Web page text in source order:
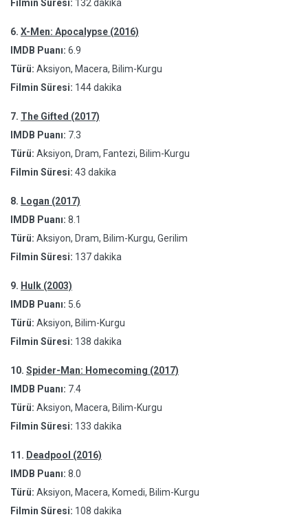
Filmin Süresi: 132 dakika
6. X-Men: Apocalypse (2016)
IMDB Puanı: 6.9
Türü: Aksiyon, Macera, Bilim-Kurgu
Filmin Süresi: 144 dakika
7. The Gifted (2017)
IMDB Puanı: 7.3
Türü: Aksiyon, Dram, Fantezi, Bilim-Kurgu
Filmin Süresi: 43 dakika
8. Logan (2017)
IMDB Puanı: 8.1
Türü: Aksiyon, Dram, Bilim-Kurgu, Gerilim
Filmin Süresi: 137 dakika
9. Hulk (2003)
IMDB Puanı: 5.6
Türü: Aksiyon, Bilim-Kurgu
Filmin Süresi: 138 dakika
10. Spider-Man: Homecoming (2017)
IMDB Puanı: 7.4
Türü: Aksiyon, Macera, Bilim-Kurgu
Filmin Süresi: 133 dakika
11. Deadpool (2016)
IMDB Puanı: 8.0
Türü: Aksiyon, Macera, Komedi, Bilim-Kurgu
Filmin Süresi: 108 dakika